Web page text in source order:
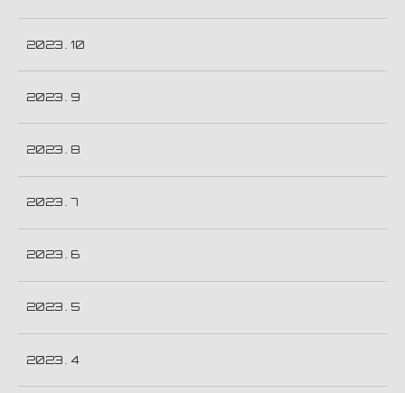
2023 . 10
2023 . 9
2023 . 8
2023 . 7
2023 . 6
2023 . 5
2023 . 4